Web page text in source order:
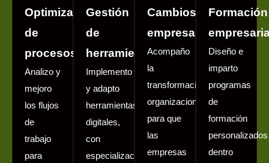
Optimización
de
procesos
Analizo y
mejoro
los flujos
de
trabajo
para
Gestión
de
herramientas
Implemento
y adapto
herramientas
digitales,
con
especialización
Cambios
empresariales
Acompaño
la
transformación
organizacional
para que
las
empresas
Formación
Diseño e
imparto
programas
de
formación
personalizados
dentro